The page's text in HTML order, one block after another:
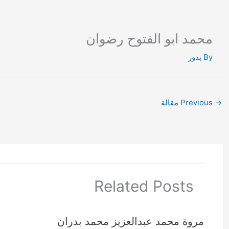
محمد ابو الفتوح رضوان
By بدور
→
Related Posts
مروة محمد عبدالعزيز محمد بدران